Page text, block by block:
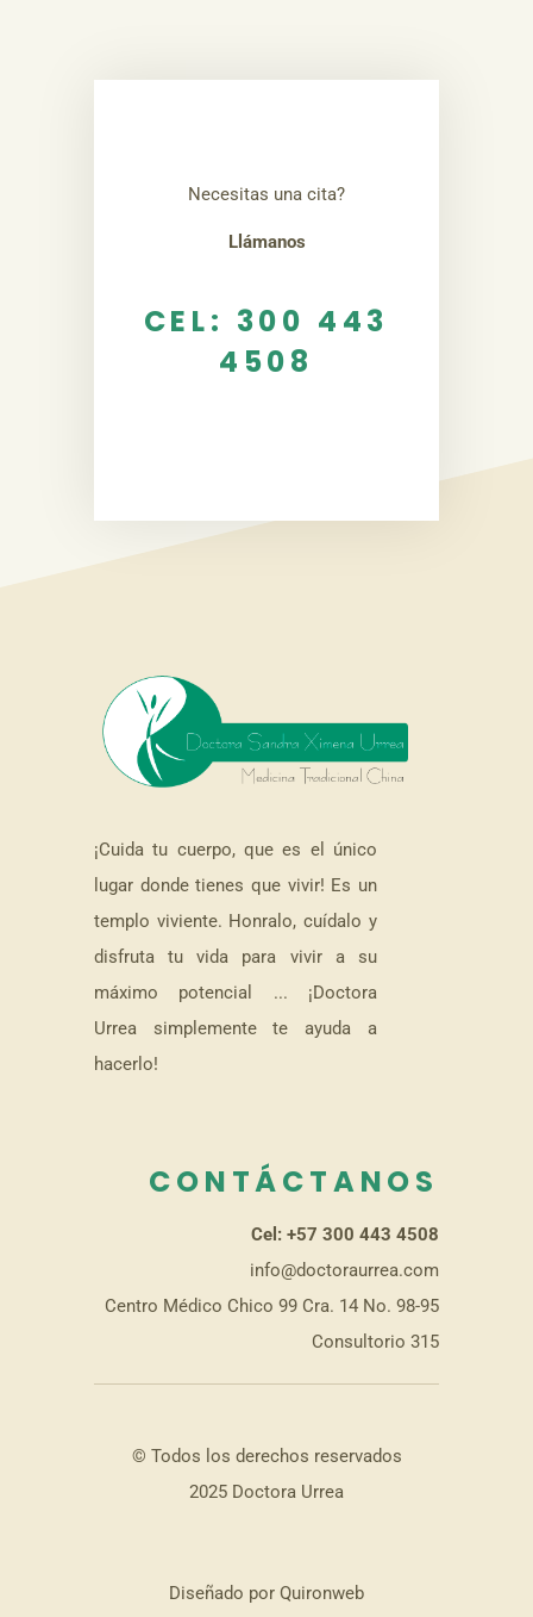
Necesitas una cita?
Llámanos
CEL: 300 443
4508
¡Cuida tu cuerpo, que es el único
lugar donde tienes que vivir! Es un
templo viviente. Honralo, cuídalo y
disfruta tu vida para vivir a su
máximo potencial ... ¡Doctora
Urrea simplemente te ayuda a
hacerlo!
CONTÁCTANOS
Cel: +57 300 443 4508
info@doctoraurrea.com
Centro Médico Chico 99 Cra. 14 No. 98-95
Consultorio 315
© Todos los derechos reservados
2025 Doctora Urrea
Diseñado por Quironweb